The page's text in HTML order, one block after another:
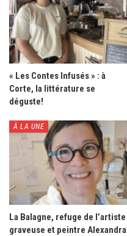
« Les Contes Infusés » : à
Corte, la littérature se
déguste!
À LA UNE
La Balagne, refuge de l’artiste
graveuse et peintre Alexandra